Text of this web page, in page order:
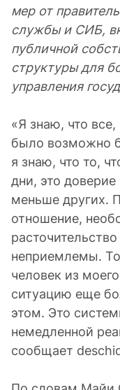
мер от
службы и СИБ,
публичной
структуры для
управления
«Я знаю, что
было возможно
я знаю, что то,
дни, это
меньше других.
отношение,
неприемлемы.
человек из
ситуацию еще
этом. Это
немедленной
сообщает